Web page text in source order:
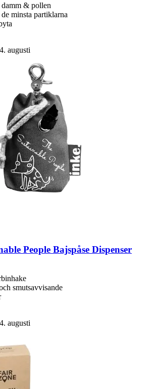
& pollen
minsta partiklarna
augusti
People Bajspåse Dispenser
smutsavvisande
augusti